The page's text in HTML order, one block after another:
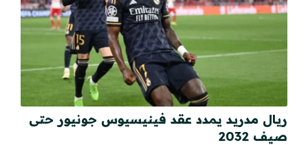
ريال مدريد يمدد عقد فينيسيوس جونيور حتى
صيف 2032